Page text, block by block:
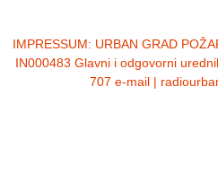
IMPRESSUM: URBAN GRAD
IN000483 Glavni i odgovorni
707 e-mail |